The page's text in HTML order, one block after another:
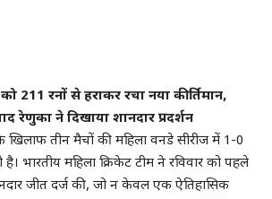
211 रनों से हराकर रचा नया कीर्तिमान,
रेणुका ने दिखाया शानदार प्रदर्शन
तीन मैचों की महिला वनडे सीरीज में 1-0
भारतीय महिला क्रिकेट टीम ने रविवार को पहले
जीत दर्ज की, जो न केवल एक ऐतिहासिक